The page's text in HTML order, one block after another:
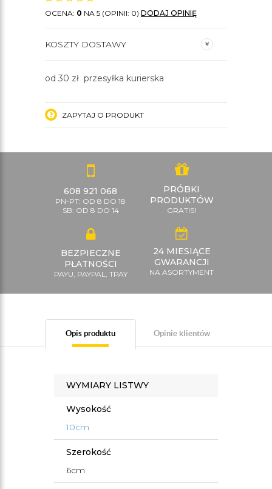
OCENA: 0 NA 5 (OPINII: 0) DODAJ OPINIĘ
KOSZTY DOSTAWY
od 30 zł przesyłka kurierska
ZAPYTAJ O PRODUKT
608 921 068
PN-PT: OD 8 DO 18
SB: OD 8 DO 14
PRÓBKI
PRODUKTÓW
GRATIS!
BEZPIECZNE
PŁATNOŚCI
PAYU, PAYPAL, TPAY
24 MIESIĄCE
GWARANCJI
NA ASORTYMENT
Opis produktu Opinie klientów
WYMIARY LISTWY
Wysokość
10cm
Szerokość
6cm